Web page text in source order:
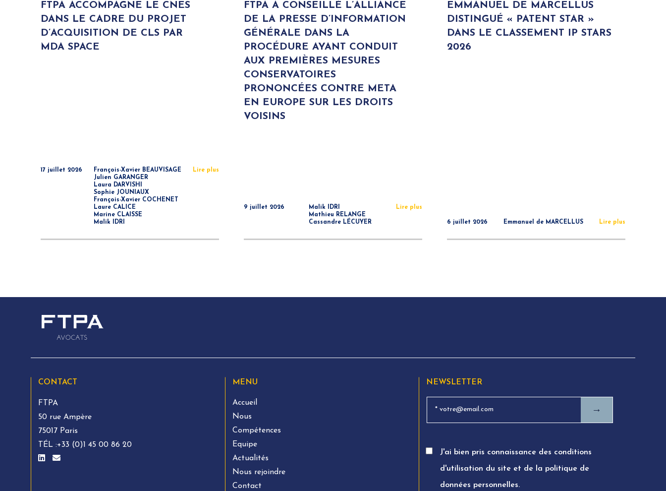
FTPA ACCOMPAGNE LE CNES
DANS LE CADRE DU PROJET
D’ACQUISITION DE CLS PAR
MDA SPACE
17 juillet 2026
François-Xavier BEAUVISAGE
Julien GARANGER
Laura DARVISHI
Sophie JOUNIAUX
François-Xavier COCHENET
Laure CALICE
Marine CLAISSE
Malik IDRI
Lire plus
FTPA A CONSEILLÉ L’ALLIANCE
DE LA PRESSE D’INFORMATION
GÉNÉRALE DANS LA
PROCÉDURE AYANT CONDUIT
AUX PREMIÈRES MESURES
CONSERVATOIRES
PRONONCÉES CONTRE META
EN EUROPE SUR LES DROITS
VOISINS
9 juillet 2026
Malik IDRI
Mathieu RELANGE
Cassandre LÉCUYER
Lire plus
EMMANUEL DE MARCELLUS
DISTINGUÉ « PATENT STAR »
DANS LE CLASSEMENT IP STARS
2026
6 juillet 2026 Emmanuel de MARCELLUS Lire plus
CONTACT
FTPA
50 rue Ampère
75017 Paris
TÉL :+33 (0)1 45 00 86 20
MENU
Accueil
Nous
Compétences
Equipe
Actualités
Nous rejoindre
Contact
NEWSLETTER
→
J'ai bien pris connaissance des conditions
d'utilisation du site et de la politique de
données personnelles.